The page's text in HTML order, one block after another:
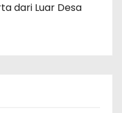
dari Luar Desa